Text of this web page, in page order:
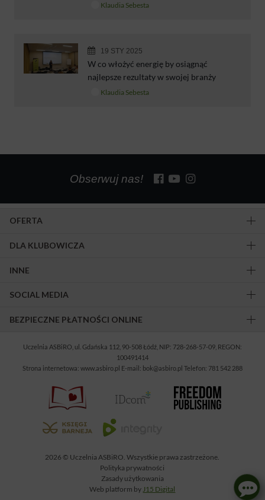
Klaudia Sebesta
19 STY 2025
W co włożyć energię by osiągnąć
najlepsze rezultaty w swojej branży
Klaudia Sebesta
Obserwuj nas!
OFERTA
DLA KLUBOWICZA
INNE
SOCIAL MEDIA
BEZPIECZNE PŁATNOŚCI ONLINE
Uczelnia ASBiRO, ul. Gdańska 112, 90-508 Łódź, NIP: 728-268-57-09, REGON:
100491414
Strona internetowa: www.asbiro.pl E-mail: bok@asbiro.pl Telefon: 781 542 288
2026 © Uczelnia ASBiRO. Wszystkie prawa zastrzeżone.
Polityka prywatności
Zasady użytkowania
Web platform by J15 Digital